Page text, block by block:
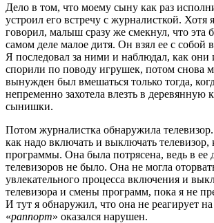
Дело в том, что моему сыну как раз
устроил его встречу с журналисткой. Хотя
говорил, малыш сразу же смекнул, что эта
самом деле малое дитя. Он взял ее с собой
Я последовал за ними и наблюдал, как
спорили по поводу игрушек, потом снова
вынужден был вмешаться только тогда,
непременно захотела влезть в деревянную
сынишки.
Потом журналистка обнаружила
как надо включать и выключать телевизор,
программы. Она была потрясена, ведь в ее
телевизоров не было. Она не могла
увлекательного процесса включения и
телевизора и смены программ, пока я не
И тут я обнаружил, что она не реагирует
«раппорт» оказался нарушен.